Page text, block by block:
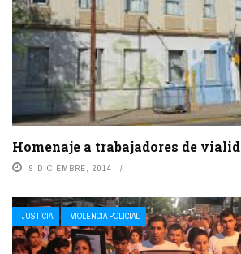
Homenaje a trabajadores de
9 DICIEMBRE, 2014
JUSTICIA VIOLENCIA POLICIAL